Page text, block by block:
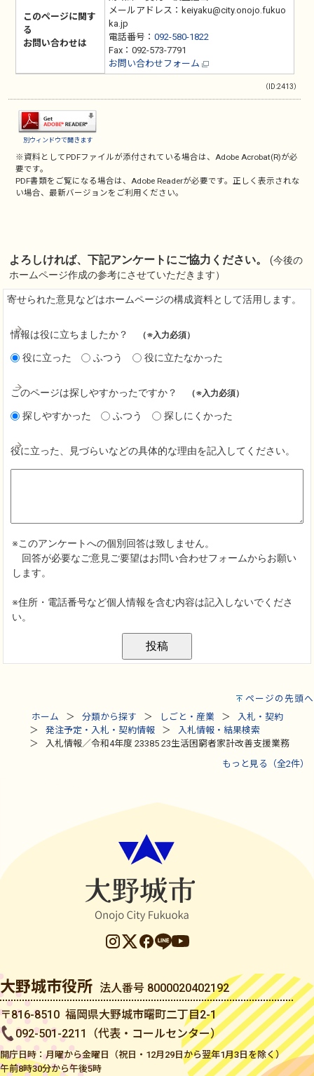
このページに関す
る
お問い合わせは
メールアドレス：keiyaku@city.onojo.fukuo
ka.jp
電話番号： 092-580-1822
Fax：092-573-7791
お問い合わせフォーム
（ID:2413）
別ウィンドウで開きます
※資料としてPDFファイルが添付されている場合は、Adobe Acrobat(R)が必
要です。
PDF書類をご覧になる場合は、Adobe Readerが必要です。正しく表示されな
い場合、最新バージョンをご利用ください。
ページの先頭へ
ホーム
分類から探す しごと・産業
入札・契約
発注予定・入札・契約情報
入札情報・結果検索
入札情報／令和4年度 23385 23生活困窮者家計改善支援業務
もっと見る（全2件）
大野城市役所 法人番号 8000020402192
〒816-8510 福岡県大野城市曙町二丁目2-1
092-501-2211（代表・コールセンター）
開庁日時：月曜から金曜日（祝日・12月29日から翌年1月3日を除く）
午前8時30分から午後5時